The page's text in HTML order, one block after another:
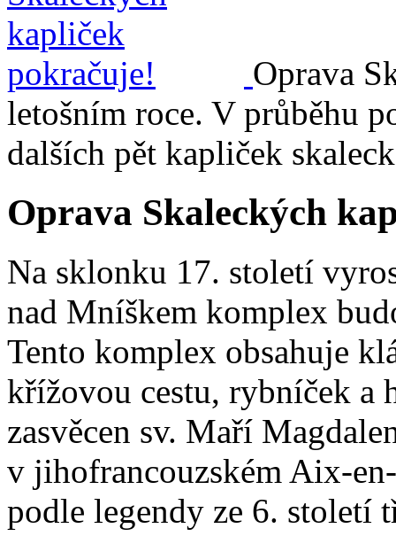
Oprava
letošním roce. V průběhu
dalších pět kapliček
Oprava Skaleckých
Na sklonku 17. století
nad Mníškem komplex
Tento komplex obsahuje
křížovou cestu, rybníček a
zasvěcen sv. Maří
v jihofrancouzském Aix-
podle legendy ze 6. století